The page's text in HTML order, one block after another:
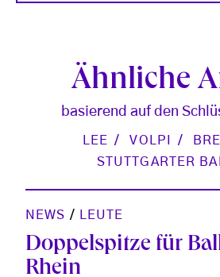
Ähnliche
basierend auf den
LEE VOLPI
STUTTGARTER
NEWS / LEUTE
Doppelspitze für
Rhein